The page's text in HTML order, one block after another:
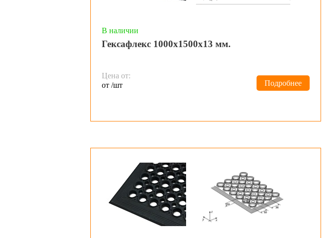
В наличии
Гексафлекс 1000х1500х13 мм.
Цена от:
от /шт
Подробнее